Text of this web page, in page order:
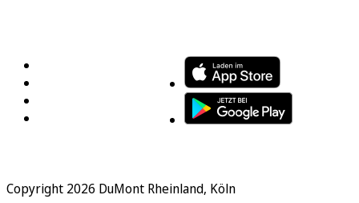
Copyright 2026 DuMont Rheinland, Köln